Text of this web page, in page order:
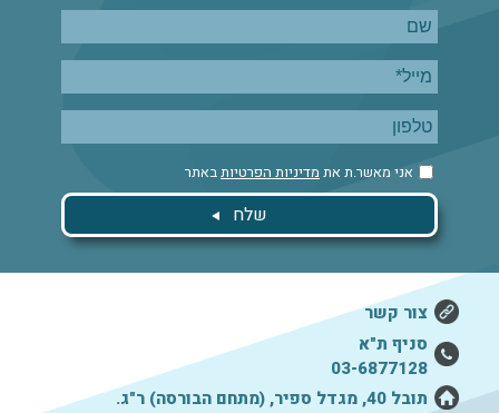
צור קשר
סניף ת"א
03-6877128
תובל 40, מגדל ספיר, (מתחם הבורסה) ר"ג.
אני מאשר.ת את מדיניות הפרטיותבאתר